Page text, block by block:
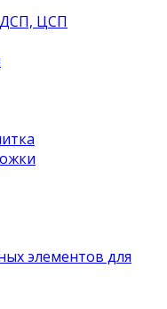
ЦСП
элементов для